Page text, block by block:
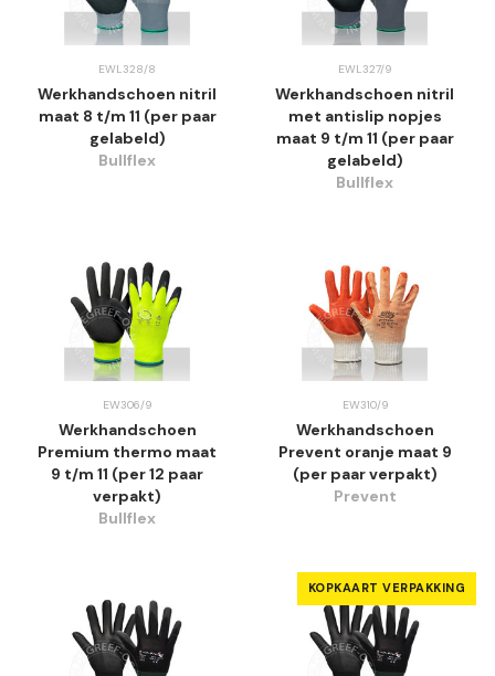
EWL328/8
Werkhandschoen nitril
maat 8 t/m 11 (per paar
gelabeld)
Bullflex
EWL327/9
Werkhandschoen nitril
met antislip nopjes
maat 9 t/m 11 (per paar
gelabeld)
Bullflex
EW306/9
Werkhandschoen
Premium thermo maat
9 t/m 11 (per 12 paar
verpakt)
Bullflex
EW310/9
Werkhandschoen
Prevent oranje maat 9
(per paar verpakt)
Prevent
KOPKAART VERPAKKING